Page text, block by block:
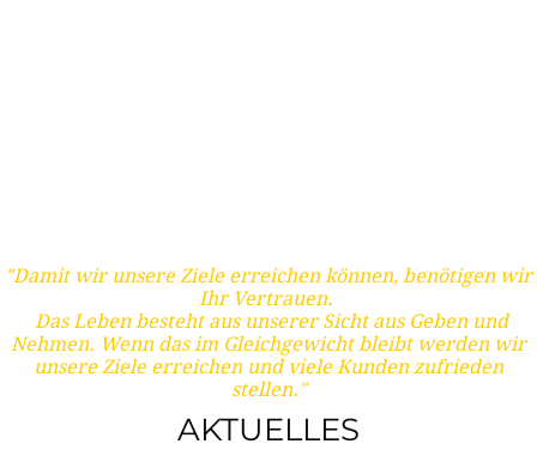
"Damit wir unsere Ziele erreichen können, benötigen wir
Ihr Vertrauen.
Das Leben besteht aus unserer Sicht aus Geben und
Nehmen. Wenn das im Gleichgewicht bleibt werden wir
unsere Ziele erreichen und viele Kunden zufrieden
stellen."
AKTUELLES